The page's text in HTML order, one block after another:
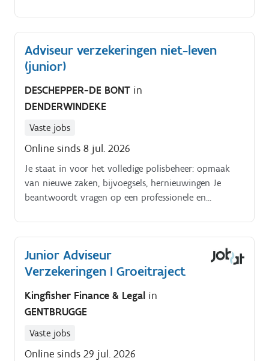
sparen;.
Adviseur verzekeringen niet-leven
(junior)
DESCHEPPER-DE BONT in
DENDERWINDEKE
Vaste jobs
Online sinds 8 jul. 2026
Je staat in voor het volledige polisbeheer: opmaak
van nieuwe zaken, bijvoegsels, hernieuwingen Je
beantwoordt vragen op een professionele en
vlotte en klantgerichte dienstverlening te
garanderen;.
Junior Adviseur
Verzekeringen I Groeitraject
Kingfisher Finance & Legal in
GENTBRUGGE
Vaste jobs
Online sinds 29 jul. 2026